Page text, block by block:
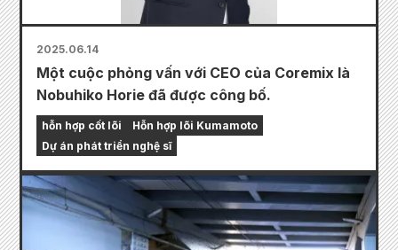
2025.06.14
Một cuộc phỏng vấn với CEO của Coremix là
Nobuhiko Horie đã được công bố.
hỗn hợp cốt lõi
Hỗn hợp lõi Kumamoto
Dự án phát triển nghệ sĩ